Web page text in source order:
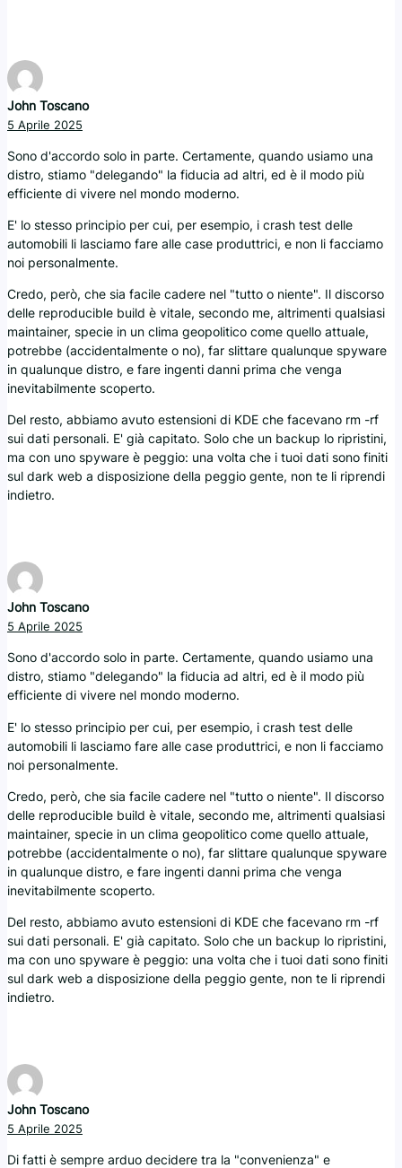
John Toscano
5 Aprile 2025
Sono d'accordo solo in parte. Certamente, quando usiamo una
distro, stiamo "delegando" la fiducia ad altri, ed è il modo più
efficiente di vivere nel mondo moderno.
E' lo stesso principio per cui, per esempio, i crash test delle
automobili li lasciamo fare alle case produttrici, e non li facciamo
noi personalmente.
Credo, però, che sia facile cadere nel "tutto o niente". Il discorso
delle reproducible build è vitale, secondo me, altrimenti qualsiasi
maintainer, specie in un clima geopolitico come quello attuale,
potrebbe (accidentalmente o no), far slittare qualunque spyware
in qualunque distro, e fare ingenti danni prima che venga
inevitabilmente scoperto.
Del resto, abbiamo avuto estensioni di KDE che facevano rm -rf
sui dati personali. E' già capitato. Solo che un backup lo ripristini,
ma con uno spyware è peggio: una volta che i tuoi dati sono finiti
sul dark web a disposizione della peggio gente, non te li riprendi
indietro.
John Toscano
5 Aprile 2025
Sono d'accordo solo in parte. Certamente, quando usiamo una
distro, stiamo "delegando" la fiducia ad altri, ed è il modo più
efficiente di vivere nel mondo moderno.
E' lo stesso principio per cui, per esempio, i crash test delle
automobili li lasciamo fare alle case produttrici, e non li facciamo
noi personalmente.
Credo, però, che sia facile cadere nel "tutto o niente". Il discorso
delle reproducible build è vitale, secondo me, altrimenti qualsiasi
maintainer, specie in un clima geopolitico come quello attuale,
potrebbe (accidentalmente o no), far slittare qualunque spyware
in qualunque distro, e fare ingenti danni prima che venga
inevitabilmente scoperto.
Del resto, abbiamo avuto estensioni di KDE che facevano rm -rf
sui dati personali. E' già capitato. Solo che un backup lo ripristini,
ma con uno spyware è peggio: una volta che i tuoi dati sono finiti
sul dark web a disposizione della peggio gente, non te li riprendi
indietro.
John Toscano
5 Aprile 2025
Di fatti è sempre arduo decidere tra la "convenienza" e